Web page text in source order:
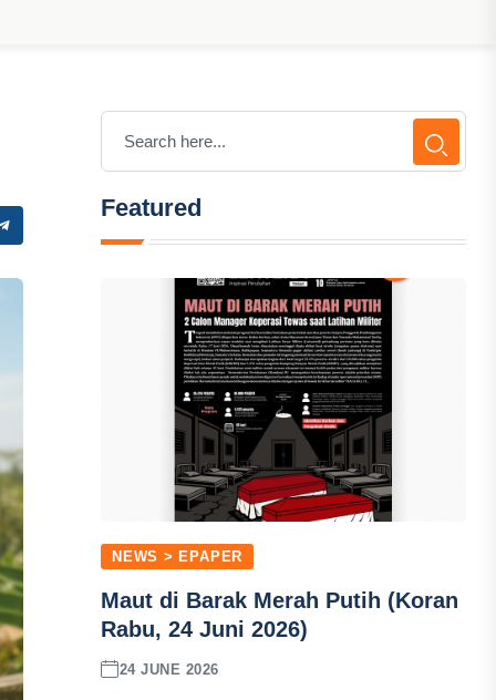
Featured
NEWS > EPAPER
Maut di Barak Merah Putih (Koran
Rabu, 24 Juni 2026)
24 JUNE 2026